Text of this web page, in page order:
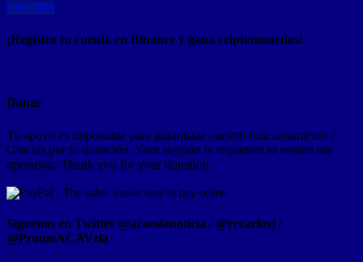
Leer Mas
¡Registra tu cuenta en Binance y gana criptomonedas!
Donar
Tu apoyo es importante para garantizar nuestro funcionamiento /
Gracias por tu donación. Your support is important to ensure our
operation. Thank you for your donation.
Síguenos en Twitter @acaeslanoticia / @rccarlosj /
@PromoACAVzla